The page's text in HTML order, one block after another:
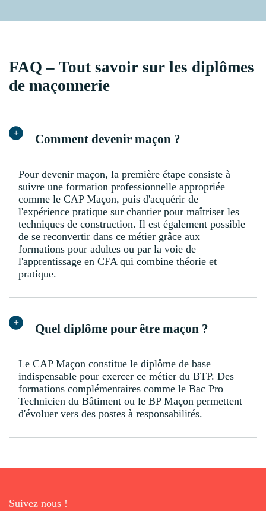
FAQ – Tout savoir sur les diplômes
de maçonnerie
Comment devenir maçon ?
Pour devenir maçon, la première étape consiste à
suivre une formation professionnelle appropriée
comme le CAP Maçon, puis d'acquérir de
l'expérience pratique sur chantier pour maîtriser les
techniques de construction. Il est également possible
de se reconvertir dans ce métier grâce aux
formations pour adultes ou par la voie de
l'apprentissage en CFA qui combine théorie et
pratique.
Quel diplôme pour être maçon ?
Le CAP Maçon constitue le diplôme de base
indispensable pour exercer ce métier du BTP. Des
formations complémentaires comme le Bac Pro
Technicien du Bâtiment ou le BP Maçon permettent
d'évoluer vers des postes à responsabilités.
Suivez nous !